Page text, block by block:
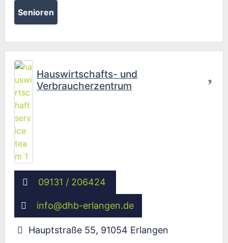
Senioren
Hauswirtschafts- und
Verbraucherzentrum
09131 / 206424
info@dhb-erlangen.de
Hauptstraße 55, 91054 Erlangen